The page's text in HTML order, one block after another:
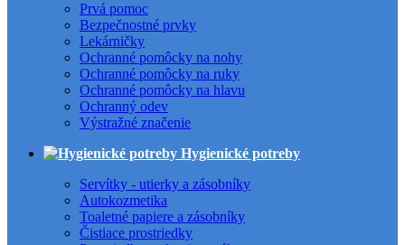
Prvá pomoc
Bezpečnostné prvky
Lekárničky
Ochranné pomôcky na nohy
Ochranné pomôcky na ruky
Ochranné pomôcky na hlavu
Ochranný odev
Výstražné značenie
Hygienické potreby
Servítky - utierky a zásobníky
Autokozmetika
Toaletné papiere a zásobníky
Čistiace prostriedky